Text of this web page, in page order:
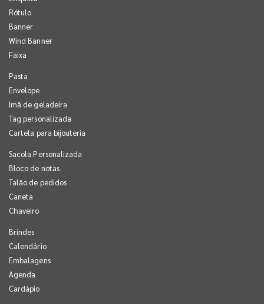
Rótulo
Banner
Wind Banner
Faixa
Pasta
Envelope
Imã de geladeira
Tag personalizada
Cartela para bijouteria
Sacola Personalizada
Bloco de notas
Talão de pedidos
Caneta
Chaveiro
Brindes
Calendário
Embalagens
Agenda
Cardápio